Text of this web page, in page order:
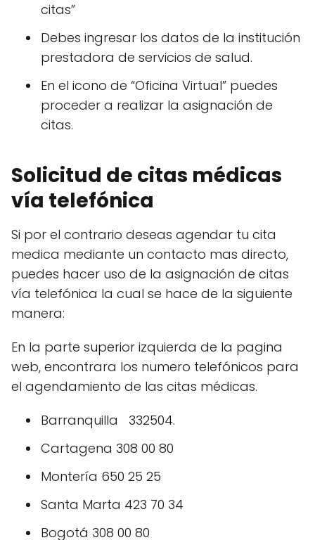
citas”
Debes ingresar los datos de la institución
prestadora de servicios de salud.
En el icono de “Oficina Virtual” puedes
proceder a realizar la asignación de
citas.
Solicitud de citas médicas
vía telefónica
Si por el contrario deseas agendar tu cita
medica mediante un contacto mas directo,
puedes hacer uso de la asignación de citas
vía telefónica la cual se hace de la siguiente
manera:
En la parte superior izquierda de la pagina
web, encontrara los numero telefónicos para
el agendamiento de las citas médicas.
Barranquilla 332504.
Cartagena 308 00 80
Montería 650 25 25
Santa Marta 423 70 34
Bogotá 308 00 80